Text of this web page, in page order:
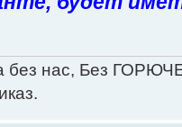
без нас, Без